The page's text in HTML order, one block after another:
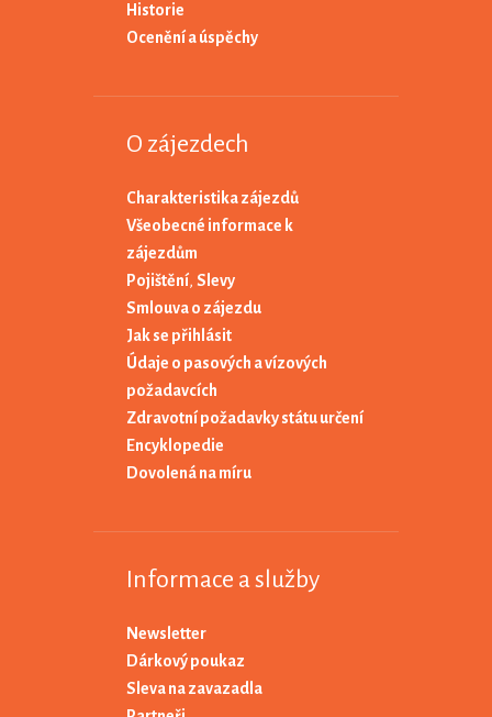
Historie
Ocenění a úspěchy
O zájezdech
Charakteristika zájezdů
Všeobecné informace k
zájezdům
Pojištění, Slevy
Smlouva o zájezdu
Jak se přihlásit
Údaje o pasových a vízových
požadavcích
Zdravotní požadavky státu určení
Encyklopedie
Dovolená na míru
Informace a služby
Newsletter
Dárkový poukaz
Sleva na zavazadla